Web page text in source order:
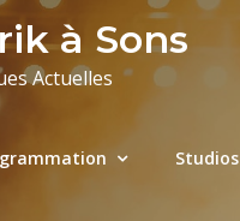
à Sons
Actuelles
Studios